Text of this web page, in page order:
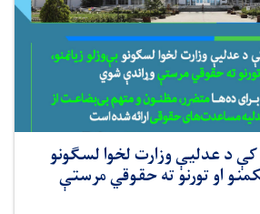
د عدلیې وزارت لخوا لسګونو
او تورنو ته حقوقي مرستې